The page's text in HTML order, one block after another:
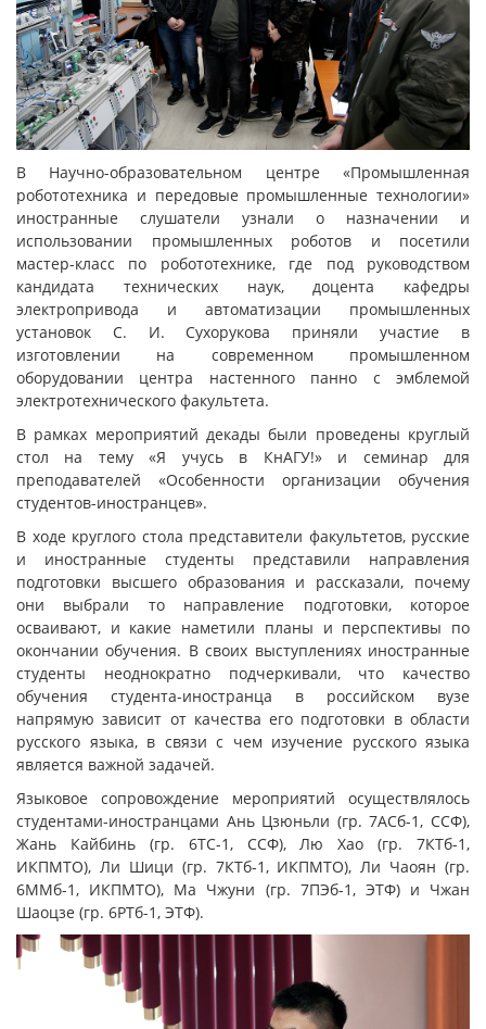
В Научно-образовательном центре «Промышленная
робототехника и передовые промышленные технологии»
иностранные слушатели узнали о назначении и
использовании промышленных роботов и посетили
мастер-класс по робототехнике, где под руководством
кандидата технических наук, доцента кафедры
электропривода и автоматизации промышленных
установок С. И. Сухорукова приняли участие в
изготовлении на современном промышленном
оборудовании центра настенного панно с эмблемой
электротехнического факультета.
В рамках мероприятий декады были проведены круглый
стол на тему «Я учусь в КнАГУ!» и семинар для
преподавателей «Особенности организации обучения
студентов-иностранцев».
В ходе круглого стола представители факультетов, русские
и иностранные студенты представили направления
подготовки высшего образования и рассказали, почему
они выбрали то направление подготовки, которое
осваивают, и какие наметили планы и перспективы по
окончании обучения. В своих выступлениях иностранные
студенты неоднократно подчеркивали, что качество
обучения студента-иностранца в российском вузе
напрямую зависит от качества его подготовки в области
русского языка, в связи с чем изучение русского языка
является важной задачей.
Языковое сопровождение мероприятий осуществлялось
студентами-иностранцами Ань Цзюньли (гр. 7АСб-1, ССФ),
Жань Кайбинь (гр. 6ТС-1, ССФ), Лю Хао (гр. 7КТб-1,
ИКПМТО), Ли Шици (гр. 7КТб-1, ИКПМТО), Ли Чаоян (гр.
6ММб-1, ИКПМТО), Ма Чжуни (гр. 7ПЭб-1, ЭТФ) и Чжан
Шаоцзе (гр. 6РТб-1, ЭТФ).